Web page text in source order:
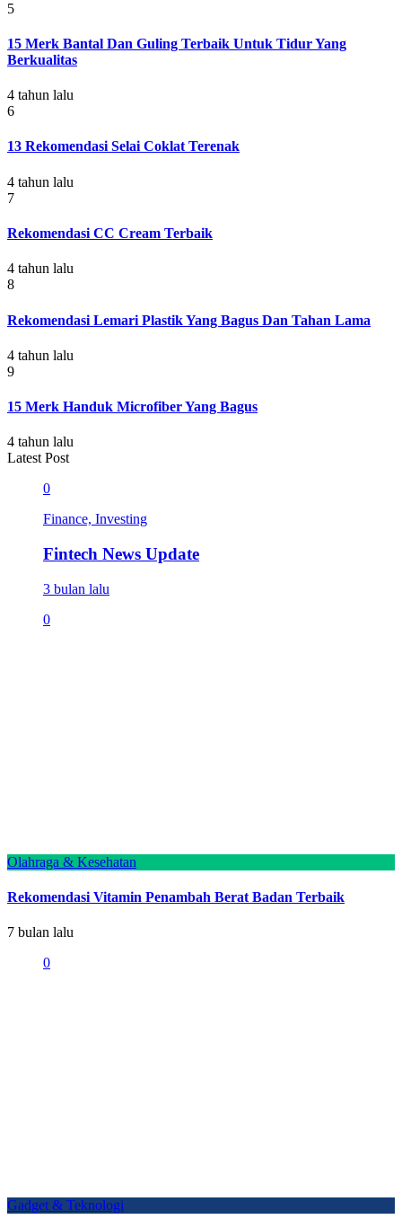
5
15 Merk Bantal Dan Guling Terbaik Untuk Tidur Yang
Berkualitas
4 tahun lalu
6
13 Rekomendasi Selai Coklat Terenak
4 tahun lalu
7
Rekomendasi CC Cream Terbaik
4 tahun lalu
8
Rekomendasi Lemari Plastik Yang Bagus Dan Tahan Lama
4 tahun lalu
9
15 Merk Handuk Microfiber Yang Bagus
4 tahun lalu
Latest Post
0
Finance, Investing
Fintech News Update
3 bulan lalu
0
Olahraga & Kesehatan
Rekomendasi Vitamin Penambah Berat Badan Terbaik
7 bulan lalu
0
Gadget & Teknologi